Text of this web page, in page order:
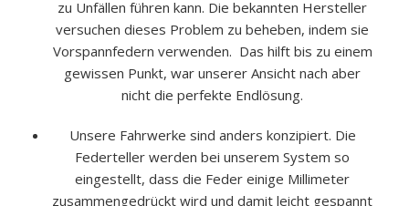
zu Unfällen führen kann. Die bekannten Hersteller
versuchen dieses Problem zu beheben, indem sie
Vorspannfedern verwenden. Das hilft bis zu einem
gewissen Punkt, war unserer Ansicht nach aber
nicht die perfekte Endlösung.
Unsere Fahrwerke sind anders konzipiert. Die
Federteller werden bei unserem System so
eingestellt, dass die Feder einige Millimeter
zusammengedrückt wird und damit leicht gespannt